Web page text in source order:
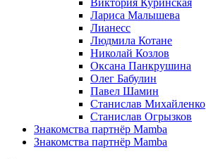
Виктория Куринская
Лариса Малышева
Лианесс
Людмила Котане
Николай Козлов
Оксана Панкрушина
Олег Бабулин
Павел Шамин
Станислав Михайленко
Станислав Огрызков
Знакомства партнёр Mamba
Знакомства партнёр Mamba